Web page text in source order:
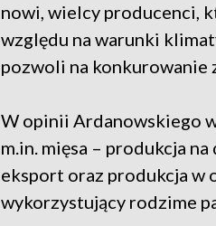
nowi, wielcy producenci,
względu na warunki
pozwoli na konkurowanie
W opinii Ardanowskiego
m.in. mięsa – produkcja
eksport oraz produkcja w
wykorzystujący rodzime